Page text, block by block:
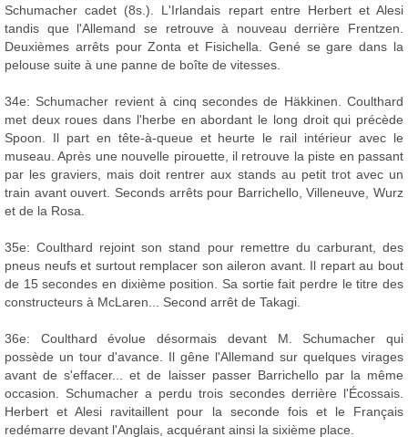
Schumacher cadet (8s.). L'Irlandais repart entre Herbert et Alesi
tandis que l'Allemand se retrouve à nouveau derrière Frentzen.
Deuxièmes arrêts pour Zonta et Fisichella. Gené se gare dans la
pelouse suite à une panne de boîte de vitesses.
34e: Schumacher revient à cinq secondes de Häkkinen. Coulthard
met deux roues dans l'herbe en abordant le long droit qui précède
Spoon. Il part en tête-à-queue et heurte le rail intérieur avec le
museau. Après une nouvelle pirouette, il retrouve la piste en passant
par les graviers, mais doit rentrer aux stands au petit trot avec un
train avant ouvert. Seconds arrêts pour Barrichello, Villeneuve, Wurz
et de la Rosa.
35e: Coulthard rejoint son stand pour remettre du carburant, des
pneus neufs et surtout remplacer son aileron avant. Il repart au bout
de 15 secondes en dixième position. Sa sortie fait perdre le titre des
constructeurs à McLaren... Second arrêt de Takagi.
36e: Coulthard évolue désormais devant M. Schumacher qui
possède un tour d'avance. Il gêne l'Allemand sur quelques virages
avant de s'effacer... et de laisser passer Barrichello par la même
occasion. Schumacher a perdu trois secondes derrière l'Écossais.
Herbert et Alesi ravitaillent pour la seconde fois et le Français
redémarre devant l'Anglais, acquérant ainsi la sixième place.